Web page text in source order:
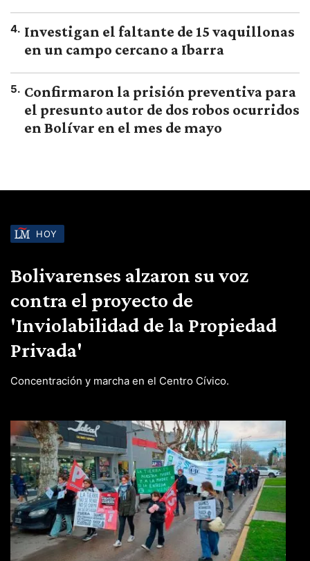
4. Investigan el faltante de 15 vaquillonas
en un campo cercano a Ibarra
5. Confirmaron la prisión preventiva para
el presunto autor de dos robos ocurridos
en Bolívar en el mes de mayo
HOY
Bolivarenses alzaron su voz
contra el proyecto de
'Inviolabilidad de la Propiedad
Privada'
Concentración y marcha en el Centro Cívico.